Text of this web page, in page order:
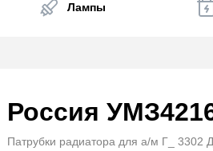
Лампы
Россия
Патрубки радиатора для а/м Г_ 3302